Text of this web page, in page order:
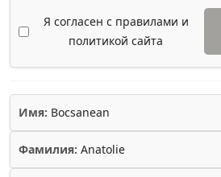
Я согласен с правилами и
политикой сайта
Имя: Bocsanean
Фамилия: Anatolie